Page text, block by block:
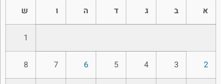
א
ב ד ה ש
2
3
4
5
6
7
8